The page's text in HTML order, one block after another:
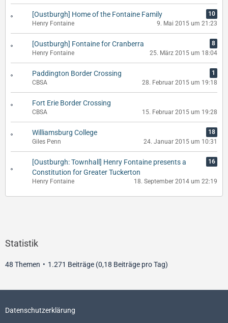
[Oustburgh] Home of the Fontaine Family
10
Henry Fontaine
9. Mai 2015 um 21:23
[Oustburgh] Fontaine for Cranberra
8
Henry Fontaine
25. März 2015 um 18:04
Paddington Border Crossing
1
CBSA
28. Februar 2015 um 19:18
Fort Erie Border Crossing
CBSA 15. Februar 2015 um 19:28
Williamsburg College
18
Giles Penn
24. Januar 2015 um 10:31
[Oustburgh: Townhall] Henry Fontaine presents a
Constitution for Greater Tuckerton
16
Henry Fontaine 18. September 2014 um 22:19
Statistik
48 Themen 1.271 Beiträge (0,18 Beiträge pro Tag)
Datenschutzerklärung